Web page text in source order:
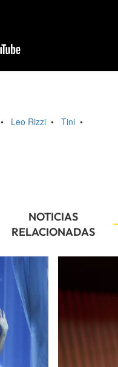
• Leo Rizzi • Tini •
NOTICIAS
RELACIONADAS